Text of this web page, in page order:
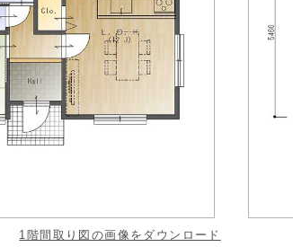
1階間取り図の画像をダウンロード